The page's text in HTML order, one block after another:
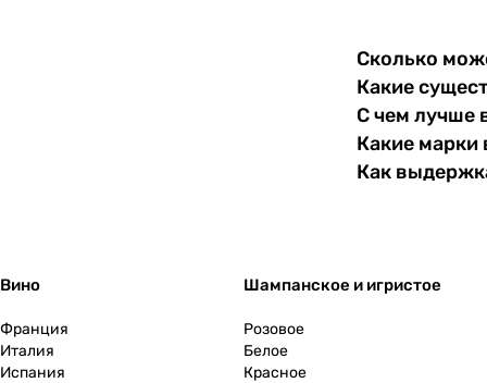
2003
2005
Сколько
Какие
С чем лучше
Какие марки
Как
Вино
Франция
Италия
Испания
Шампанское и игристое
Розовое
Белое
Красное